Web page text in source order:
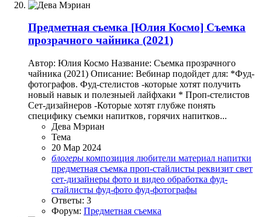
Предметная съемка [Юлия Космо] Съемка
прозрачного чайника (2021)
Автор: Юлия Космо Название: Съемка прозрачного
чайника (2021) Описание: Вебинар подойдет для: *Фуд-
фотографов. Фуд-стелистов -которые хотят получить
новый навык и полезныей лайфхаки * Проп-стелистов
Сет-дизайнеров -Которые хотят глубже понять
специфику съемки напитков, горячих напитков...
Дева Мэриан
Тема
20 Мар 2024
блогеры композиция любители материал напитки
предметная съемка проп-стайлисты реквизит свет
сет-дизайнеры фото и видео обработка фуд-
стайлисты фуд-фото фуд-фотографы
Ответы: 3
Форум: Предметная съемка